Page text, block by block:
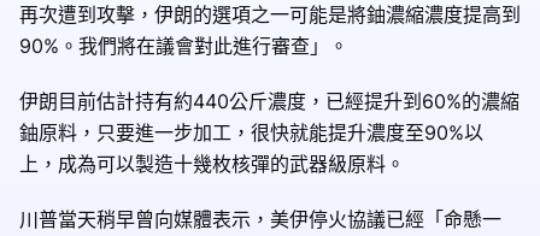
再次遭到攻擊，伊朗的選項之一可能是將鈾濃縮濃度提高到
90%。我們將在議會對此進行審查」。
伊朗目前估計持有約440公斤濃度，已經提升到60%的濃縮
鈾原料，只要進一步加工，很快就能提升濃度至90%以
上，成為可以製造十幾枚核彈的武器級原料。
川普當天稍早曾向媒體表示，美伊停火協議已經「命懸一